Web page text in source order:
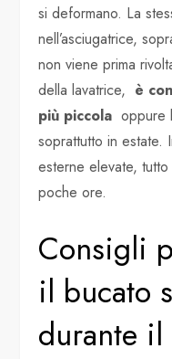
si deformano. La
nell’asciugatrice,
non viene prima
della lavatrice, è
più piccola oppure
soprattutto in estate.
esterne elevate,
poche ore.
Consigli
il bucato
durante